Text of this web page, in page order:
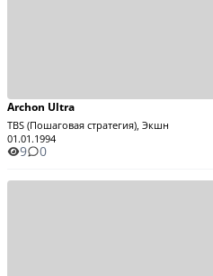
Archon Ultra
TBS (Пошаговая стратегия), Экшн
01.01.1994
9 0